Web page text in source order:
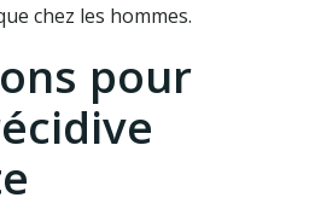
chez les hommes.
pour